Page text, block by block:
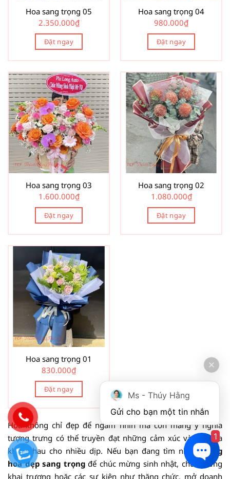
Hoa sang trọng 05
2.350.000₫
Đặt ngay
Hoa sang trọng 04
980.000₫
Đặt ngay
Hoa sang trọng 03
1.600.000₫
Đặt ngay
Hoa sang trọng 02
1.080.000₫
Đặt ngay
Hoa sang trọng 01
830.000₫
Đặt ngay
Hoa không chỉ đẹp để ngắm nhìn mà còn mang ý nghĩa
tượng trưng có thể truyền đạt những cảm xúc và ý nghĩa
khác nhau cho nhiều dịp. Nếu bạn đang tìm nhữnglãng
hoa đẹp sang trọngđể chúc mừng sinh nhật, chúc mừng
khai trương hoặc các sự kiện như thăng chức, mở doanh
Ms - Thúy Hằng
Gửi cho bạn một tin nhắn
1